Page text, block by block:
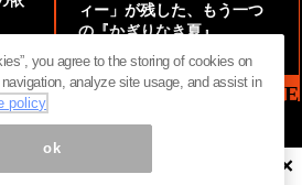
ィー」が残した、もう一つ
の『かぎりなき夏』
MAG2 NEWS HEADLINE
権者に属します。無断転載を禁じます。 © ×
you agree to the storing of cookies on
analyze site usage, and assist in
policy
ok